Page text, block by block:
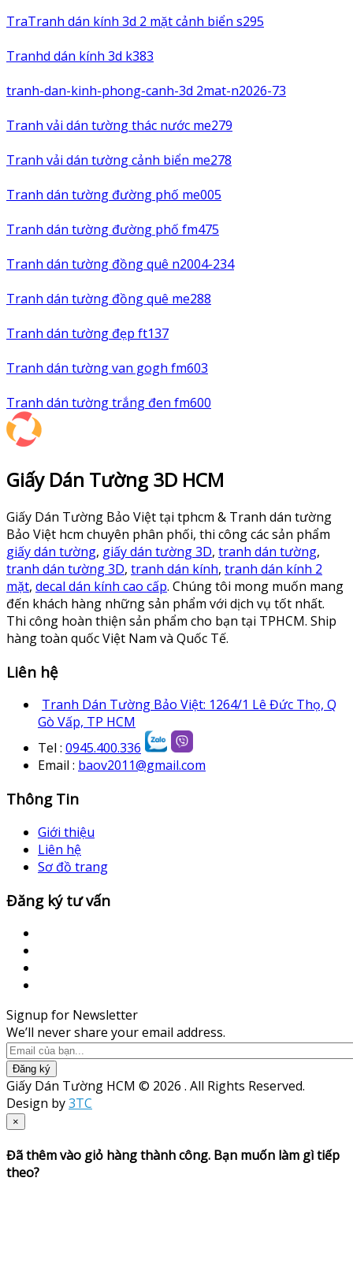
TraTranh dán kính 3d 2 mặt cảnh biển s295
Tranhd dán kính 3d k383
tranh-dan-kinh-phong-canh-3d 2mat-n2026-73
Tranh vải dán tường thác nước me279
Tranh vải dán tường cảnh biển me278
Tranh dán tường đường phố me005
Tranh dán tường đường phố fm475
Tranh dán tường đồng quê n2004-234
Tranh dán tường đồng quê me288
Tranh dán tường đẹp ft137
Tranh dán tường van gogh fm603
Tranh dán tường trắng đen fm600
Giấy Dán Tường 3D HCM
Giấy Dán Tường Bảo Việt tại tphcm & Tranh dán tường
Bảo Việt hcm chuyên phân phối, thi công các sản phẩm
giấy dán tường, giấy dán tường 3D, tranh dán tường,
tranh dán tường 3D, tranh dán kính, tranh dán kính 2
mặt, decal dán kính cao cấp. Chúng tôi mong muốn mang
đến khách hàng những sản phẩm với dịch vụ tốt nhất.
Thi công hoàn thiện sản phẩm cho bạn tại TPHCM. Ship
hàng toàn quốc Việt Nam và Quốc Tế.
Liên hệ
Tranh Dán Tường Bảo Việt: 1264/1 Lê Đức Thọ, Q
Gò Vấp, TP HCM
Tel : 0945.400.336
Email : baov2011@gmail.com
Thông Tin
Giới thiệu
Liên hệ
Sơ đồ trang
Đăng ký tư vấn
Signup for Newsletter
We’ll never share your email address.
Đăng ký
Giấy Dán Tường HCM © 2026 . All Rights Reserved.
Design by3TC
×
Đã thêm vào giỏ hàng thành công. Bạn muốn làm gì tiếp
theo?